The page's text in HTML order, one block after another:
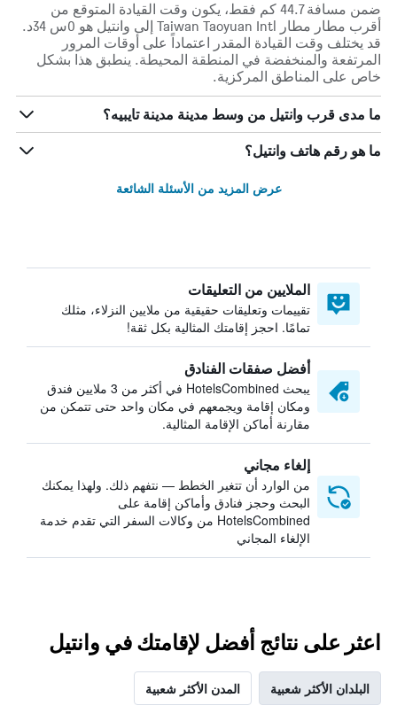
ضمن مسافة 44.7 كم فقط، يكون وقت القيادة المتوقع من
أقرب مطار مطار Taiwan Taoyuan Intl إلى وانتيل هو 0س 34د.
قد يختلف وقت القيادة المقدر اعتماداً على أوقات المرور
المرتفعة والمنخفضة في المنطقة المحيطة. ينطبق هذا بشكل
خاص على المناطق المركزية.
ما مدى قرب وانتيل من وسط مدينة مدينة تايبيه؟
ما هو رقم هاتف وانتيل؟
عرض المزيد من الأسئلة الشائعة
الملايين من التعليقات
تقييمات وتعليقات حقيقية من ملايين النزلاء، مثلك
تمامًا. احجز إقامتك المثالية بكل ثقة!
أفضل صفقات الفنادق
يبحث HotelsCombined في أكثر من 3 ملايين فندق
ومكان إقامة ويجمعهم في مكان واحد حتى تتمكن من
مقارنة أماكن الإقامة المثالية.
إلغاء مجاني
من الوارد أن تتغير الخطط — نتفهم ذلك. ولهذا يمكنك
البحث وحجز فنادق وأماكن إقامة على
HotelsCombined من وكالات السفر التي تقدم خدمة
الإلغاء المجاني
اعثر على نتائج أفضل لإقامتك في وانتيل
البلدان الأكثر شعبية المدن الأكثر شعبية